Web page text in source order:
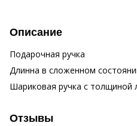
Описание
Подарочная ручка
Длинна в сложенном
Шариковая ручка с толщиной
Отзывы